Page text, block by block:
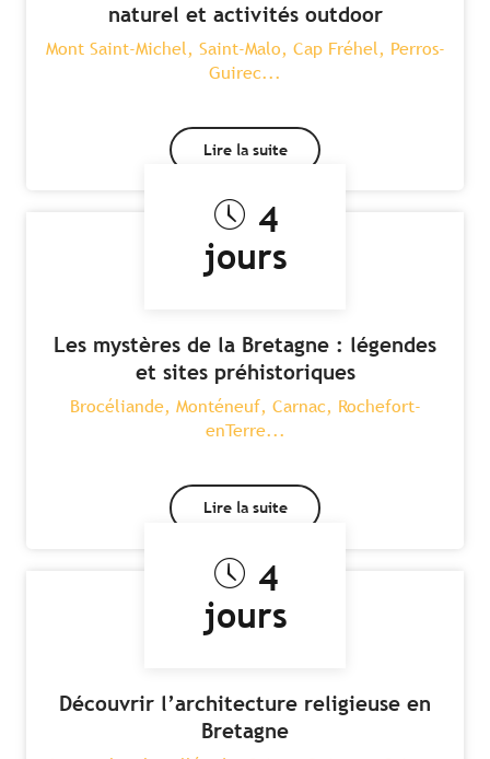
naturel et activités outdoor
Mont Saint-Michel, Saint-Malo, Cap Fréhel, Perros-
Guirec...
Lire la suite
4
jours
Les mystères de la Bretagne : légendes
et sites préhistoriques
Brocéliande, Monténeuf, Carnac, Rochefort-
enTerre...
Lire la suite
4
jours
Découvrir l’architecture religieuse en
Bretagne